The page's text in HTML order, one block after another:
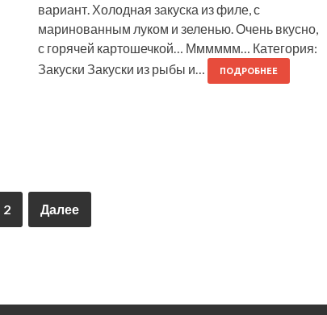
вариант. Холодная закуска из филе, с
маринованным луком и зеленью. Очень вкусно,
с горячей картошечкой… Мммммм… Категория:
Закуски Закуски из рыбы и…
ПОДРОБНЕЕ
2 Далее